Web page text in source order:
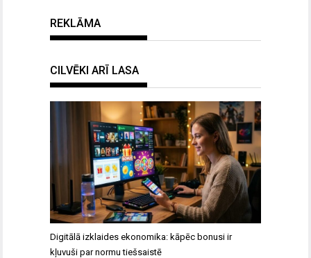
REKLĀMA
CILVĒKI ARĪ LASA
Digitālā izklaides ekonomika: kāpēc bonusi ir
kļuvuši par normu tiešsaistē